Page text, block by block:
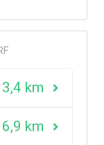
3,4 km
6,9 km